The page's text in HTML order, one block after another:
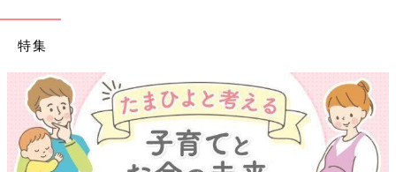
長袖パジャマはとても肌ざわりがよく、着心地にこだわりがある
お子さんも、お気に入りなんだとか！ロンパースはフード部分に
ミニーマウスの耳とリボンが付いており、 フードをかぶっても
かぶらなくても、どちらでもかわいいデザインになっているそう
です♪
あこがれのミニーマウスになれる!? 半袖Tシャツと
パンツ付きスカート
特集